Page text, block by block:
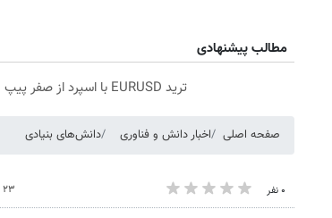
مطالب پیشنهادی
ترید EURUSD با اسپرد از صفر پیپ
صفحه اصلی اخبار دانش و فناوری دانش‌های بنیادی
۰ نفر ۲۳ خرداد ۱۴۰۵ - ۱۸:۱۵